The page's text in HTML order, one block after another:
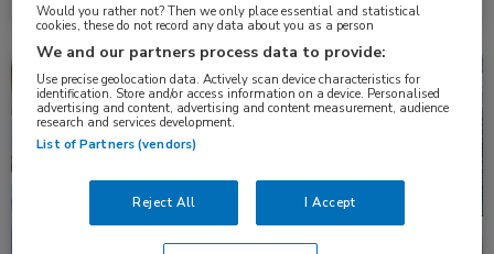
Nieuws Gastro-enterologie, Heelkunde, Oncologie
Would you rather not? Then we only place essential and statistical
cookies, these do not record any data about you as a person
We and our partners process data to provide:
Use precise geolocation data. Actively scan device characteristics for
identification. Store and/or access information on a device. Personalised
advertising and content, advertising and content measurement, audience
research and services development.
List of Partners (vendors)
Reject All I Accept